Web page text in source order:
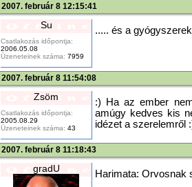
2007. február 8 12:15:41
Su
Csatlakozás időpontja:
2006.05.08
Üzeneteinek száma: 7959
..... és a
2007. február 8 11:54:08
Zsöm
Csatlakozás időpontja:
2005.08.29
Üzeneteinek száma: 43
:) Ha az ember
amúgy kedves kis
idézet a szerelemről
2007. február 8 11:18:43
gradU Harimata: Orvosnak